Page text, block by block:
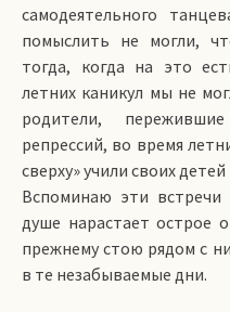
самодеятельного
помыслить не могли,
тогда, когда на это
летних каникул мы не
родители,
репрессий, во время
сверху» учили своих детей
Вспоминаю эти
душе нарастает острое
прежнему стою рядом с
в те незабываемые дни.